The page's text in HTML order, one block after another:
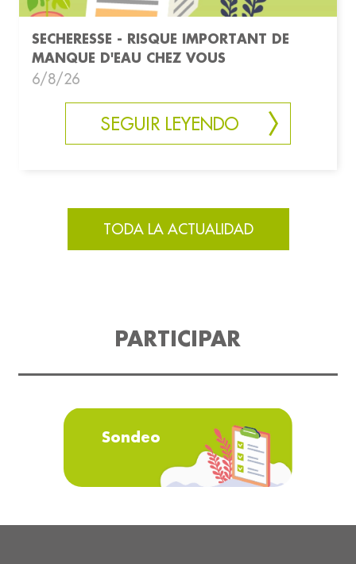
SECHERESSE - RISQUE IMPORTANT DE
MANQUE D'EAU CHEZ VOUS
6/8/26
SEGUIR LEYENDO
TODA LA ACTUALIDAD
PARTICIPAR
Sondeo